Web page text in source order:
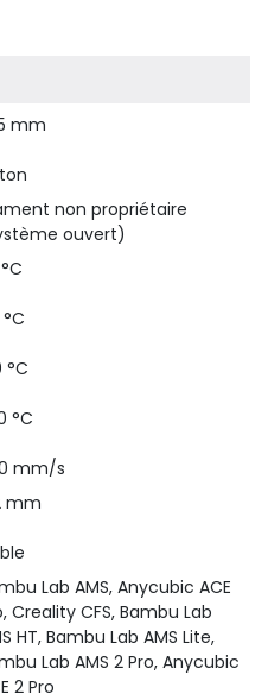
mm
non propriétaire
ouvert)
°C
°C
mm/s
mm
Lab AMS, Anycubic ACE
Creality CFS, Bambu Lab
HT, Bambu Lab AMS Lite,
Lab AMS 2 Pro, Anycubic
2 Pro